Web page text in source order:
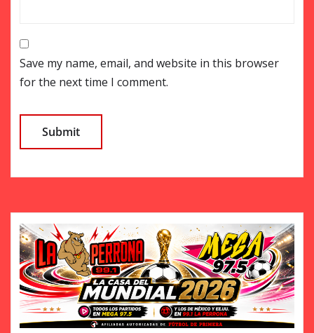
Save my name, email, and website in this browser
for the next time I comment.